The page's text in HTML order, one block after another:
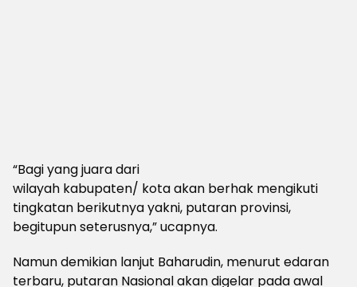
“Bagi yang juara dari
wilayah kabupaten/ kota akan berhak mengikuti
tingkatan berikutnya yakni, putaran provinsi,
begitupun seterusnya,” ucapnya.
Namun demikian lanjut Baharudin, menurut edaran
terbaru, putaran Nasional akan digelar pada awal